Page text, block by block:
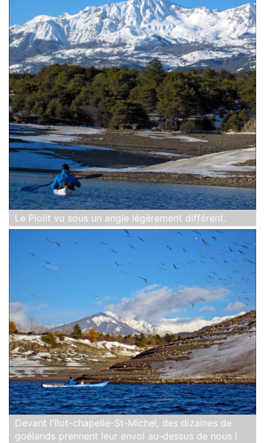
Le Piolit vu sous un angle légèrement différent.
Devant l'îlot-chapelle-St-Michel, des dizaines de
goélands prennent leur envol au-dessus de nous !